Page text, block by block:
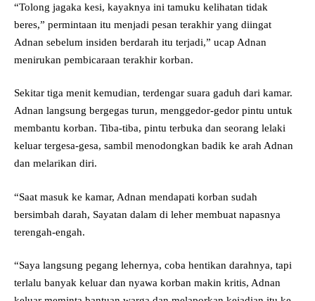
“Tolong jagaka kesi, kayaknya ini tamuku kelihatan tidak
beres,” permintaan itu menjadi pesan terakhir yang diingat
Adnan sebelum insiden berdarah itu terjadi,” ucap Adnan
menirukan pembicaraan terakhir korban.
Sekitar tiga menit kemudian, terdengar suara gaduh dari kamar.
Adnan langsung bergegas turun, menggedor-gedor pintu untuk
membantu korban. Tiba-tiba, pintu terbuka dan seorang lelaki
keluar tergesa-gesa, sambil menodongkan badik ke arah Adnan
dan melarikan diri.
“Saat masuk ke kamar, Adnan mendapati korban sudah
bersimbah darah, Sayatan dalam di leher membuat napasnya
terengah-engah.
“Saya langsung pegang lehernya, coba hentikan darahnya, tapi
terlalu banyak keluar dan nyawa korban makin kritis, Adnan